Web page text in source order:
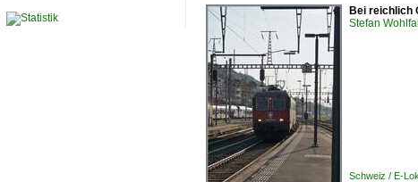
Bei reichlich
Stefan
Schweiz / E-